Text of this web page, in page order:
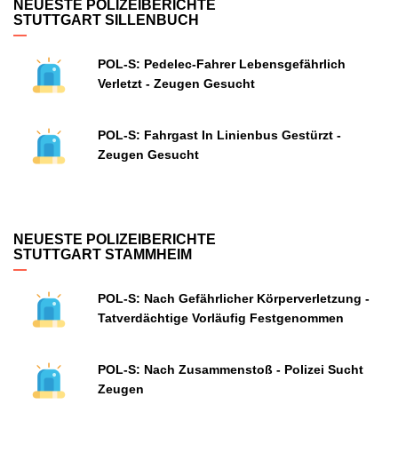
NEUESTE POLIZEIBERICHTE
STUTTGART SILLENBUCH
POL-S: Pedelec-Fahrer Lebensgefährlich
Verletzt - Zeugen Gesucht
POL-S: Fahrgast In Linienbus Gestürzt -
Zeugen Gesucht
NEUESTE POLIZEIBERICHTE
STUTTGART STAMMHEIM
POL-S: Nach Gefährlicher Körperverletzung -
Tatverdächtige Vorläufig Festgenommen
POL-S: Nach Zusammenstoß - Polizei Sucht
Zeugen